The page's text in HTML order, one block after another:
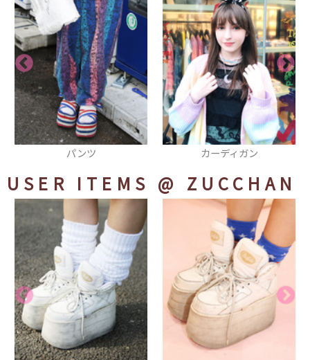
パンツ カーディガン
USER ITEMS @ ZUCCHAN